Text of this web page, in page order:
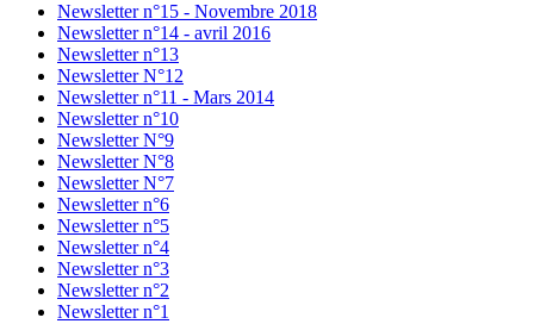
Newsletter n°15 - Novembre 2018
Newsletter n°14 - avril 2016
Newsletter n°13
Newsletter N°12
Newsletter n°11 - Mars 2014
Newsletter n°10
Newsletter N°9
Newsletter N°8
Newsletter N°7
Newsletter n°6
Newsletter n°5
Newsletter n°4
Newsletter n°3
Newsletter n°2
Newsletter n°1